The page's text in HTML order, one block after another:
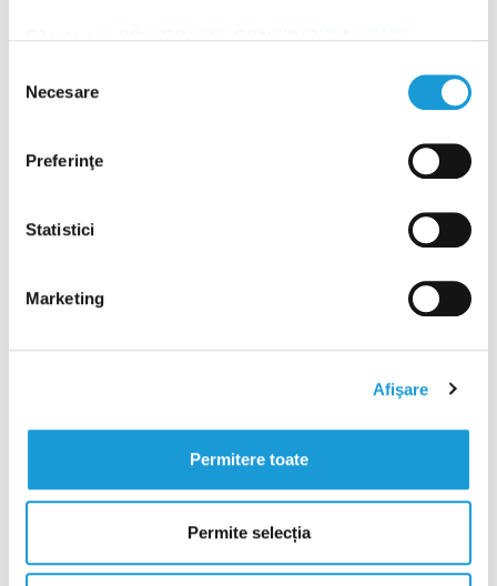
consimțământului
Necesare
Preferinţe
Statistici
Marketing
Afişare
Permitere toate
Permite selecția
febră și/sau dificultăți la înghițire (indică o
rapid).
stomatologică de urgență, chiar dacă
Principala recomandare este să tratezi durerea de
măsea nocturnă ca pe un semnal de alarmă, nu ca pe un
inconvenient temporar.